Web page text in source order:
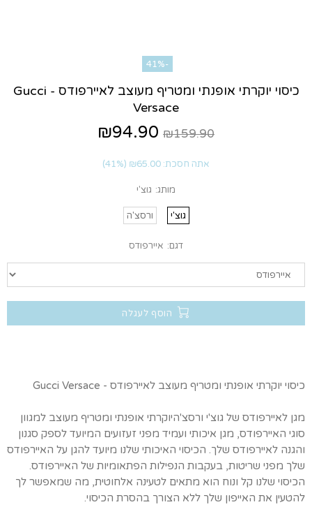
-41%
כיסוי יוקרתי אופנתי ומטריף מעוצב לאיירפודס - Gucci
Versace
₪159.90
₪94.90
אתה חסכת: ₪65.00
(41%)
מותג: גוצ'י
גוצ'י ורסצ'ה
דגם: איירפודס
הוסף לעגלה
כיסוי יוקרתי אופנתי ומטריף מעוצב לאיירפודס - Gucci Versace
מגן לאיירפודס של גוצ'י ורסצ'היוקרתי אופנתי ומטריף מעוצב למגוון
סוגי האיירפודס, מגן איכותי ועמיד מפני זעזועים המיועד לספק סגנון
והגנה לאיירפודס שלך. הכיסוי האיכותי שלנו מיועד להגן על האיירפודס
שלך מפני שריטות, בעקבות הנפילות הפתאומיות של האיירפודס.
הכיסוי שלנו קל ונוח הוא מתאים לטעינה אלחוטית, מה שמאפשר לך
להטעין את האייפון שלך ללא הצורך בהסרת הכיסוי.